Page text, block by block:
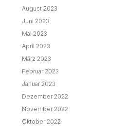
August 2023
Juni 2023
Mai 2023
April 2023
März 2023
Februar 2023
Januar 2023
Dezember 2022
November 2022
Oktober 2022